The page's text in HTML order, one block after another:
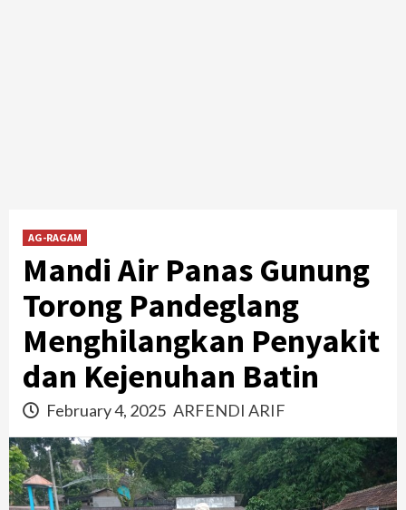
AG-RAGAM
Mandi Air Panas Gunung
Torong Pandeglang
Menghilangkan Penyakit
dan Kejenuhan Batin
February 4, 2025 ARFENDI ARIF